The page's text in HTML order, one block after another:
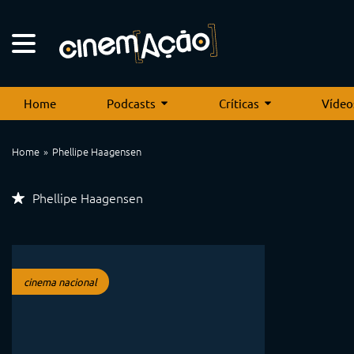
Home Podcasts Críticas
Home Phellipe Haagensen
Phellipe Haagensen
cinema nacional